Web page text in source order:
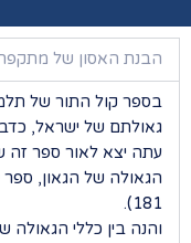
הבנת האסון של
בספר קול התור של
גאולתם של ישראל,
עתה יצא לאור ספר זה
הגאולה של הגאון, ספר
181).
והנה בין כללי